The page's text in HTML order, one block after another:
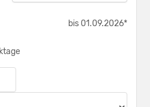
bis 01.09.2026*